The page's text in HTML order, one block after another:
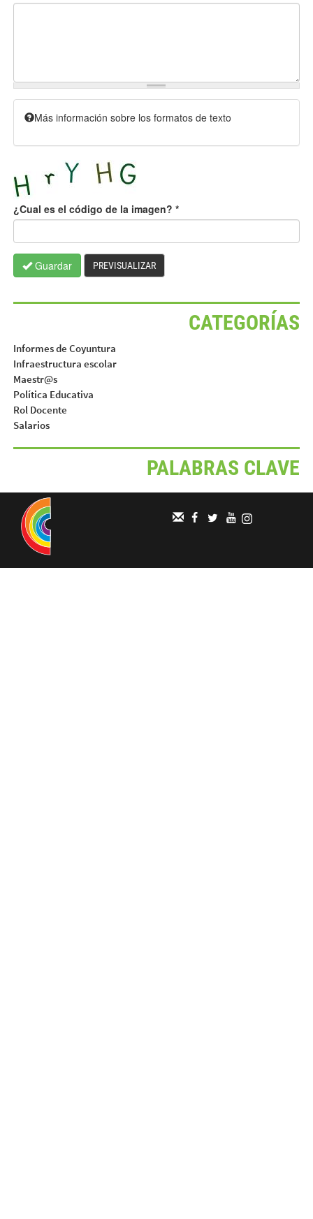
Más información sobre los formatos de texto
¿Cual es el código de la imagen? *
Guardar PREVISUALIZAR
CATEGORÍAS
Informes de Coyuntura
Infraestructura escolar
Maestr@s
Política Educativa
Rol Docente
Salarios
PALABRAS CLAVE